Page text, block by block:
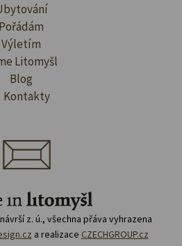
Pořádám
Výletím
Litomyšl
Blog
Kontakty
z. ú., všechna přáva vyhrazena
a realizace CZECHGROUP.cz